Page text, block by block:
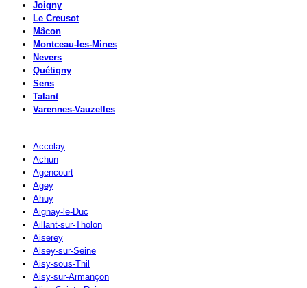
Joigny
Le Creusot
Mâcon
Montceau-les-Mines
Nevers
Quétigny
Sens
Talant
Varennes-Vauzelles
Accolay
Achun
Agencourt
Agey
Ahuy
Aignay-le-Duc
Aillant-sur-Tholon
Aiserey
Aisey-sur-Seine
Aisy-sous-Thil
Aisy-sur-Armançon